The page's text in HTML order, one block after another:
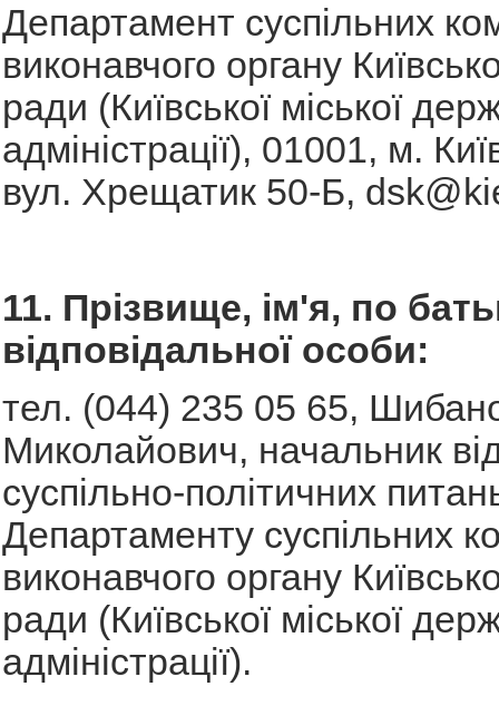
Департамент суспільних
виконавчого органу
ради (Київської міської
адміністрації), 01001, м.
вул. Хрещатик 50-Б,
11. Прізвище, ім'я, по
відповідальної особи:
тел. (044) 235 05 65,
Миколайович, начальник
суспільно-політичних
Департаменту суспільних
виконавчого органу
ради (Київської міської
адміністрації).